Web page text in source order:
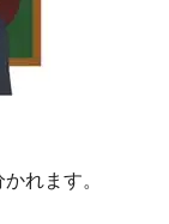
れます。